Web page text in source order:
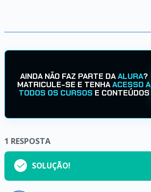
AINDA NÃO FAZ PARTE DAALURA?
MATRICULE-SE E TENHAACESSO A
TODOS OS CURSOS E CONTEÚDOS
1 RESPOSTA
SOLUÇÃO!